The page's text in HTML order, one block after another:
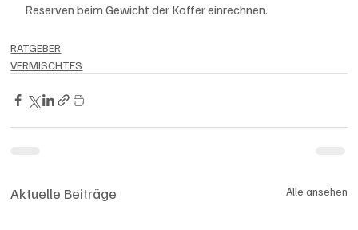
Reserven beim Gewicht der Koffer einrechnen.
RATGEBER
VERMISCHTES
Aktuelle Beiträge Alle ansehen